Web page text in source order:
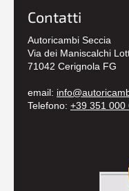
Contatti
Autoricambi Seccia
Via dei Maniscalchi
71042 Cerignola FG
email:
Telefono: +39 351 000